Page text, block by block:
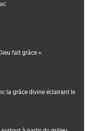
fait grâce ».
la grâce divine éclairant le